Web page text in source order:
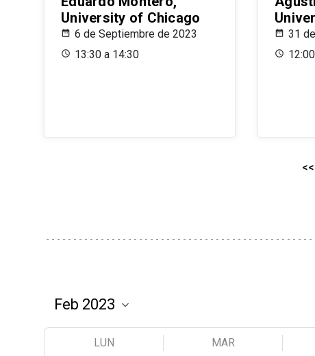
University of Chicago
6 de Septiembre de 2023
13:30 a 14:30
31
<<
LUN MAR